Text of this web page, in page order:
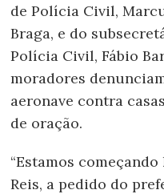
de Polícia Civil,
Braga, e do
Polícia Civil, Fábio
moradores
aeronave contra
de oração.
“Estamos
Reis, a pedido do